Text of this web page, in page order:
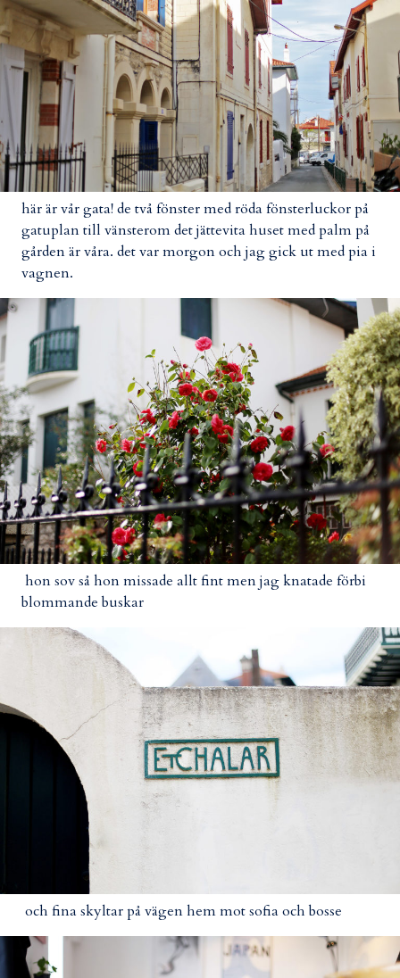
här är vår gata! de två fönster med röda fönsterluckor på
gatuplan till vänsterom det jättevita huset med palm på
gården är våra. det var morgon och jag gick ut med pia i
vagnen.
hon sov så hon missade allt fint men jag knatade förbi
blommande buskar
och fina skyltar på vägen hem mot sofia och bosse